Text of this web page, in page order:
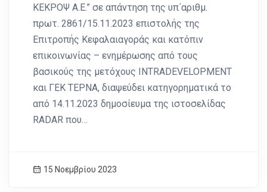
ΚΕΚΡΟΨ Α.Ε.” σε απάντηση της υπ΄αριθμ.
πρωτ. 2861/15.11.2023 επιστολής της
Επιτροπής Κεφαλαιαγοράς και κατόπιν
επικοινωνίας – ενημέρωσης από τους
βασικούς της μετόχους INTRADEVELOPMENT
και ΓΕΚ ΤΕΡΝΑ, διαψεύδει κατηγορηματικά το
από 14.11.2023 δημοσίευμα της ιστοσελίδας
RADAR που…
15 Νοεμβρίου 2023